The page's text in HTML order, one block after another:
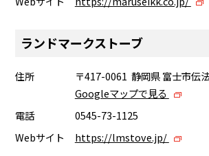
ランドマークストーブ
住所
〒417-0061 静岡県 富士市伝
Googleマップで見る
電話
0545-73-1125
Webサイト
https://lmstove.jp/